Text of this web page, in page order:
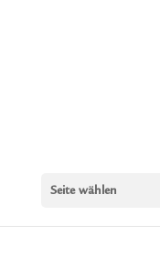
Seite wählen